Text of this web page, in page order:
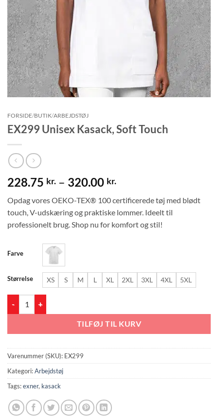
FORSIDE/BUTIK/ARBEJDSTØJ
EX299 Unisex Kasack, Soft Touch
228.75 kr. – 320.00 kr.Prisinterval:
til
320.00 kr.
Opdag vores OEKO-TEX® 100 certificerede tøj med blødt
touch, V-udskæring og praktiske lommer. Ideelt til
professionelt brug. Shop nu for komfort og stil!
Farve
Størrelse XS S M L XL 2XL 3XL 4XL 5XL
TILFØJ TIL KURV
Varenummer (SKU): EX299
Kategori:Arbejdstøj
Tags:exner, kasack